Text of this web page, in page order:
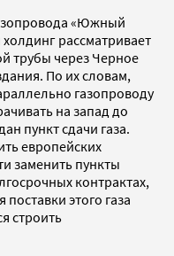
«Южный
рассматривает
трубы через Черное
По их словам,
газопроводу
на запад до
пункт сдачи газа.
европейских
заменить пункты
контрактах,
этого газа
строить